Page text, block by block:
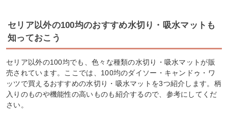
セリア以外の100均のおすすめ水切り・吸水マットも
知っておこう
セリア以外の100均でも、色々な種類の水切り・吸水マットが販
売されています。ここでは、100均のダイソー・キャンドゥ・ワ
ッツで買えるおすすめの水切り・吸水マットを3つ紹介します。柄
入りのものや機能性の高いものも紹介するので、参考にしてくだ
さい。